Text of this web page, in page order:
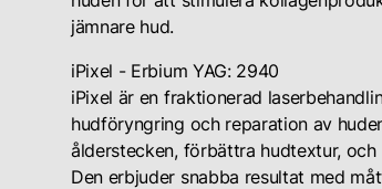
jämnare hud.
iPixel - Erbium YAG: 2940
iPixel är en fraktionerad
hudföryngring och reparation av
ålderstecken, förbättra hudtextur,
Den erbjuder snabba resultat med